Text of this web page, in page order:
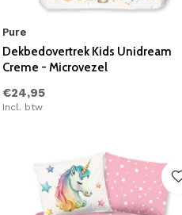
Pure
Dekbedovertrek Kids Unidream
Creme - Microvezel
€24,95
Incl. btw